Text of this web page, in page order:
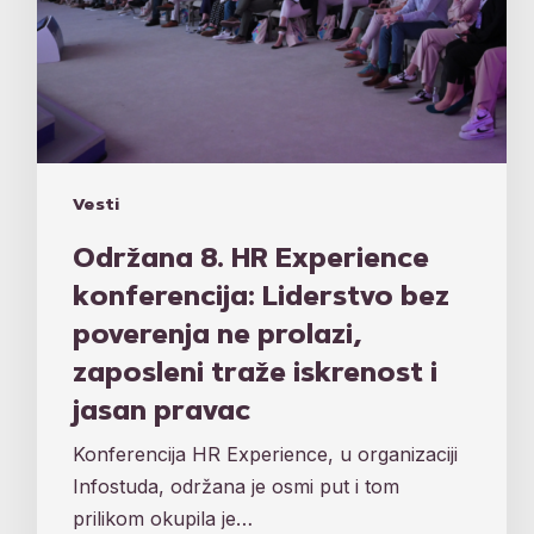
Vesti
zaposleni
traže
iskrenost
i
jasan
pravac
Održana 8. HR Experience
konferencija: Liderstvo bez
poverenja ne prolazi,
zaposleni traže iskrenost i
jasan pravac
Konferencija HR Experience, u organizaciji
Infostuda, održana je osmi put i tom
prilikom okupila je…